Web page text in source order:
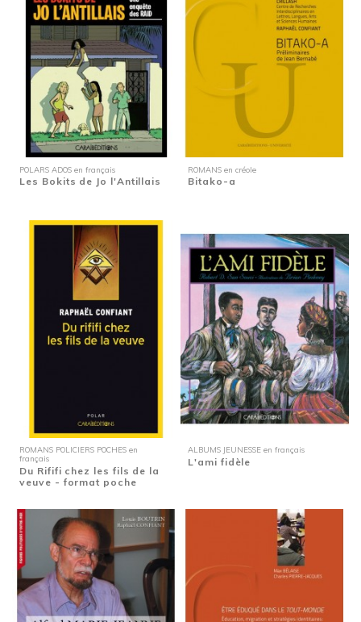
POLARS ADOS en français
Les Bokits de Jo l'Antillais
ROMANS en créole
Bitako-a
ROMANS POLICIERS POCHES en
français
Du Rififi chez les fils de la
veuve - format poche
ALBUMS JEUNESSE en français
L'ami fidèle